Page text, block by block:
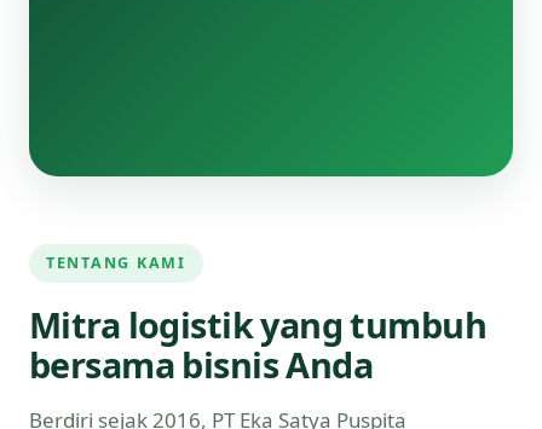
TENTANG KAMI
Mitra logistik yang tumbuh
bersama bisnis Anda
Berdiri sejak 2016, PT Eka Satya Puspita